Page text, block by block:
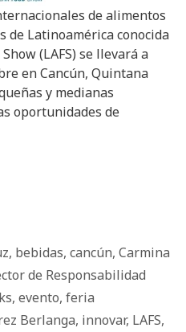
de alimentos
de Latinoamérica conocida
(LAFS) se llevará a
en Cancún, Quintana
y medianas
oportunidades de
, bebidas, cancún, Carmina
de Responsabilidad
, evento, feria
Berlanga, innovar, LAFS,